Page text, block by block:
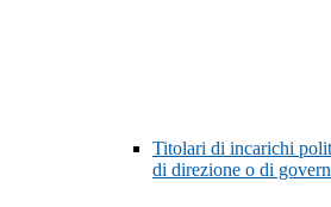
Titolari di incarichi
di direzione o di